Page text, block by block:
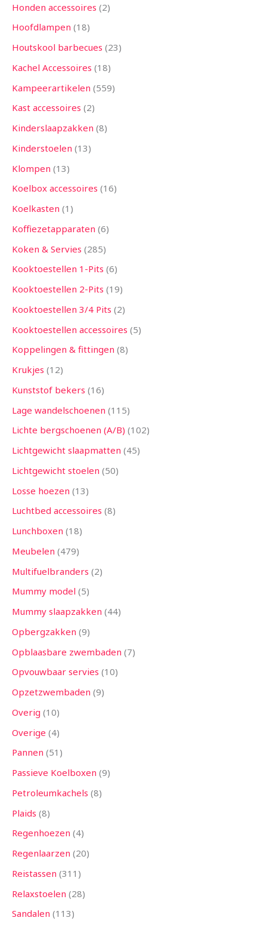
Honden accessoires 2
Hoofdlampen 18
Houtskool barbecues 23
Kachel Accessoires 18
Kampeerartikelen 559
Kast accessoires 2
Kinderslaapzakken 8
Kinderstoelen 13
Klompen 13
Koelbox accessoires 16
Koelkasten 1
Koffiezetapparaten 6
Koken & Servies 285
Kooktoestellen 1-Pits 6
Kooktoestellen 2-Pits 19
Kooktoestellen 3/4 Pits 2
Kooktoestellen accessoires 5
Koppelingen & fittingen 8
Krukjes 12
Kunststof bekers 16
Lage wandelschoenen 115
Lichte bergschoenen (A/B) 102
Lichtgewicht slaapmatten 45
Lichtgewicht stoelen 50
Losse hoezen 13
Luchtbed accessoires 8
Lunchboxen 18
Meubelen 479
Multifuelbranders 2
Mummy model 5
Mummy slaapzakken 44
Opbergzakken 9
Opblaasbare zwembaden 7
Opvouwbaar servies 10
Opzetzwembaden 9
Overig 10
Overige 4
Pannen 51
Passieve Koelboxen 9
Petroleumkachels 8
Plaids 8
Regenhoezen 4
Regenlaarzen 20
Reistassen 311
Relaxstoelen 28
Sandalen 113